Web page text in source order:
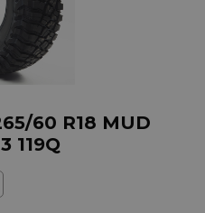
60 R18 MUD
119Q